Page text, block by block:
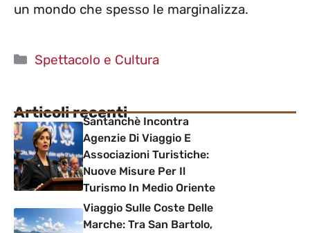
un mondo che spesso le marginalizza.
Categorie
Spettacolo e Cultura
Articoli recentiSantanchè Incontra
Agenzie Di Viaggio E
Associazioni Turistiche:
Nuove Misure Per Il
Turismo In Medio Oriente
Viaggio Sulle Coste Delle
Marche: Tra San Bartolo,